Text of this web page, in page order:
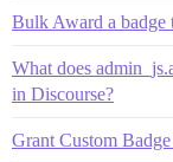
Bulk Award a badge
What does
in Discourse?
Grant Custom